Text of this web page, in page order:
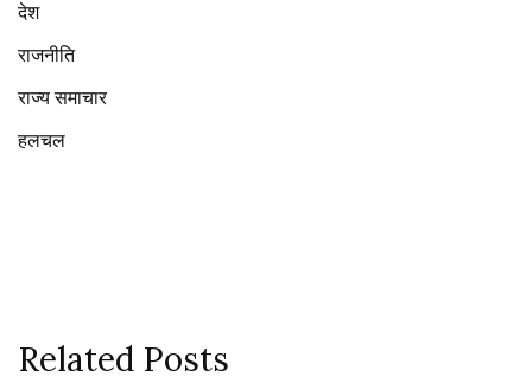
देश
राजनीति
राज्य समाचार
हलचल
Related Posts